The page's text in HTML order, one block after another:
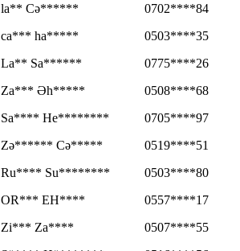
la** Cə******
0702****84
ca*** ha*****
0503****35
La** Sa******
0775****26
Za*** Əh*****
0508****68
Sa**** He********
0705****97
Zə****** Cə*****
0519****51
Ru**** Su********
0503****80
OR*** EH****
0557****17
Zi*** Za****
0507****55